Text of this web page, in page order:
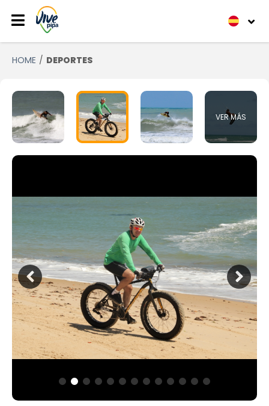
HOME DEPORTES
VER MÁS